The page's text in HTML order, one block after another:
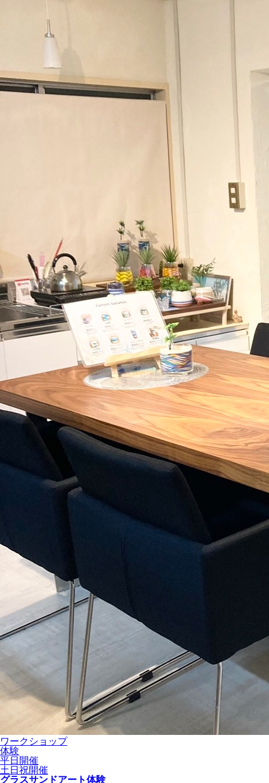
ワークショップ
体験
平日開催
土日祝開催
グラスサンドアート体験